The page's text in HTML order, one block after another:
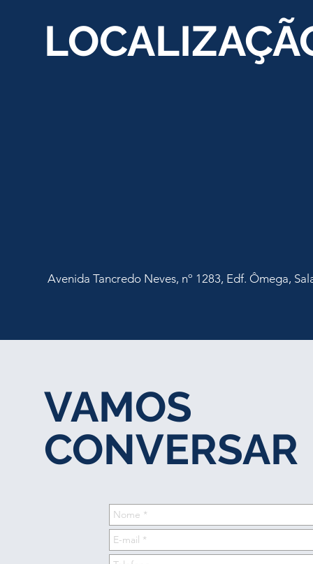
Avenida Tancredo Neves, nº 1283, Edf. Ômega,
VAMOS
CONVERSAR